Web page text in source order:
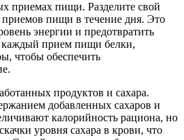
приемах пищи. Разделите свой
пищи в течение дня. Это
энергии и предотвратить
каждый прием пищи белки,
чтобы обеспечить
продуктов и сахара.
добавленных сахаров и
калорийность рациона, но
уровня сахара в крови, что